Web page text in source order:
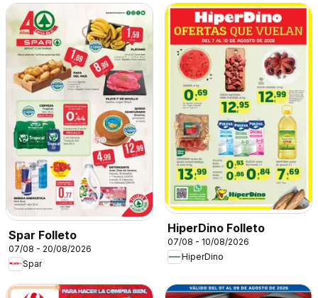
Spar Folleto
07/08 - 20/08/2026
Spar
HiperDino Folleto
07/08 - 10/08/2026
HiperDino